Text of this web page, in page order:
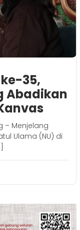
35,
Abadikan
– Menjelang
Ulama (NU) di